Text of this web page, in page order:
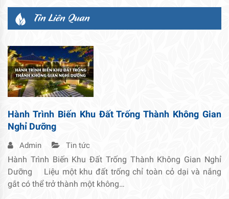
Tin Liên Quan
Hành Trình Biến Khu Đất Trống Thành Không Gian
Nghỉ Dưỡng
Admin Tin tức
Hành Trình Biến Khu Đất Trống Thành Không Gian Nghỉ
Dưỡng Liệu một khu đất trống chỉ toàn cỏ dại và nắng
gắt có thể trở thành một không…